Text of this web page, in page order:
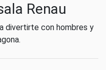
Renau
divertirte con hombres y